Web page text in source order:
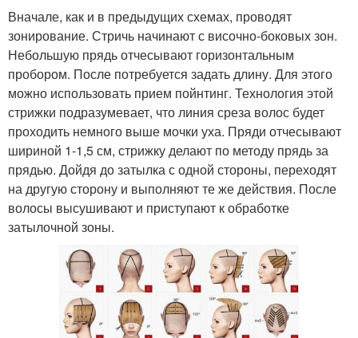
Вначале, как и в предыдущих схемах, проводят
зонирование. Стричь начинают с височно-боковых зон.
Небольшую прядь отчесывают горизонтальным
пробором. После потребуется задать длину. Для этого
можно использовать прием пойнтинг. Технология этой
стрижки подразумевает, что линия среза волос будет
проходить немного выше мочки уха. Пряди отчесывают
шириной 1-1,5 см, стрижку делают по методу прядь за
прядью. Дойдя до затылка с одной стороны, переходят
на другую сторону и выполняют те же действия. После
волосы высушивают и приступают к обработке
затылочной зоны.